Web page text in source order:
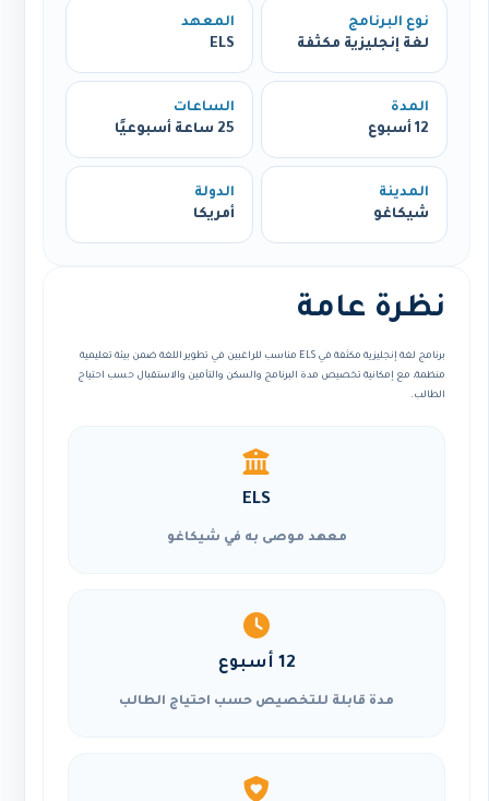
نوع البرنامج
لغة إنجليزية مكثفة
المعهد
ELS
المدة
12 أسبوع
الساعات
25 ساعة أسبوعيًا
المدينة
شيكاغو
الدولة
أمريكا
نظرة عامة
برنامج لغة إنجليزية مكثفة في ELS مناسب للراغبين في تطوير اللغة ضمن بيئة تعليمية
منظمة، مع إمكانية تخصيص مدة البرنامج والسكن والتأمين والاستقبال حسب احتياج
الطالب.
ELS
معهد موصى به في شيكاغو
12 أسبوع
مدة قابلة للتخصيص حسب احتياج الطالب